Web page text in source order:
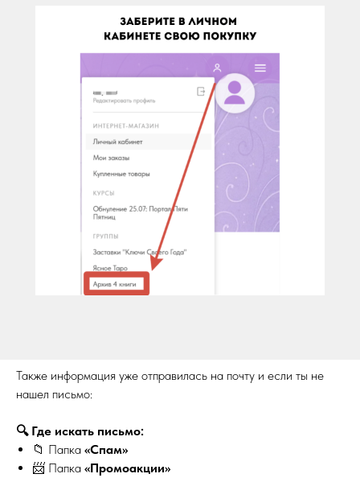
Также информация уже отправилась на почту и если ты не
нашел письмо:
🔍 Где искать письмо:
📁 Папка «Спам»
📨 Папка «Промоакции»